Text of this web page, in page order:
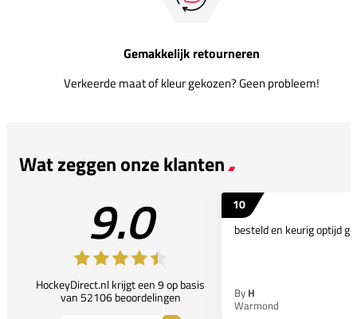
Gemakkelijk retourneren
Verkeerde maat of kleur gekozen? Geen probleem!
Wat zeggen onze klanten
9.0
HockeyDirect.nl krijgt een 9 op basis
van 52106 beoordelingen
10
besteld en keurig optijd
By H
Warmond